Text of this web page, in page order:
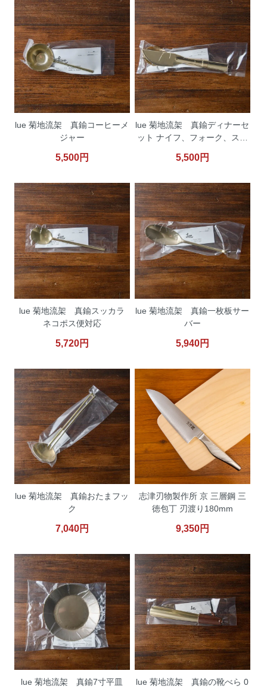
lue 菊地流架 真鍮コーヒーメ
ジャー
5,500円
lue 菊地流架 真鍮ディナーセ
ット ナイフ、フォーク、スプ
5,500円
lue 菊地流架 真鍮スッカラ
ネコポス便対応
5,720円
lue 菊地流架 真鍮一枚板サー
バー
5,940円
lue 菊地流架 真鍮おたまフッ
ク
7,040円
志津刃物製作所 京 三層鋼 三
徳包丁 刃渡り180mm
9,350円
lue 菊地流架 真鍮7寸平皿
lue 菊地流架 真鍮の靴べら 0